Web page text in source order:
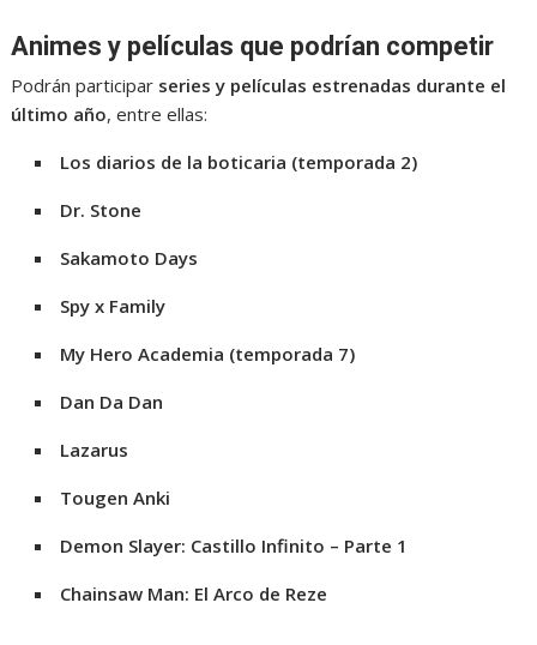
Animes y películas que podrían competir
Podrán participar series y películas estrenadas durante el
último año, entre ellas:
Los diarios de la boticaria (temporada 2)
Dr. Stone
Sakamoto Days
Spy x Family
My Hero Academia (temporada 7)
Dan Da Dan
Lazarus
Tougen Anki
Demon Slayer: Castillo Infinito – Parte 1
Chainsaw Man: El Arco de Reze